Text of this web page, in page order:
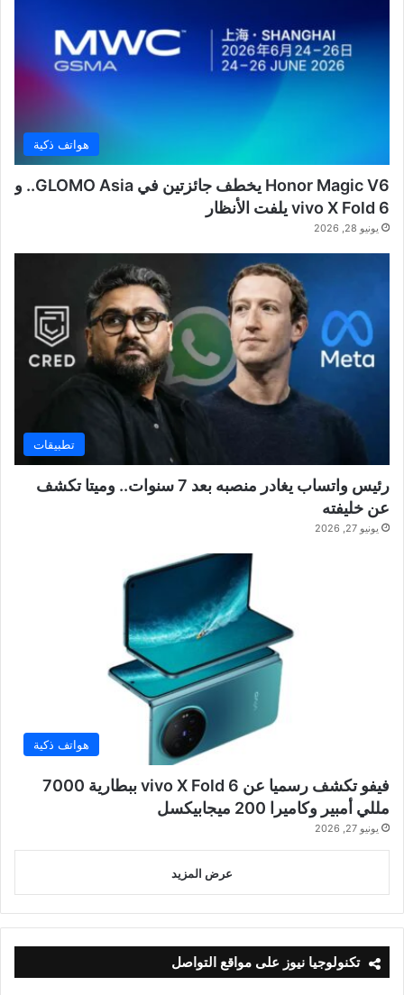
هواتف ذكية
Honor Magic V6 يخطف جائزتين في GLOMO Asia.. و
vivo X Fold 6 يلفت الأنظار
يونيو 28, 2026
تطبيقات
رئيس واتساب يغادر منصبه بعد 7 سنوات.. وميتا تكشف
عن خليفته
يونيو 27, 2026
هواتف ذكية
فيفو تكشف رسميا عن vivo X Fold 6 ببطارية 7000
مللي أمبير وكاميرا 200 ميجابيكسل
يونيو 27, 2026
عرض المزيد
تكنولوجيا نيوز على مواقع التواصل